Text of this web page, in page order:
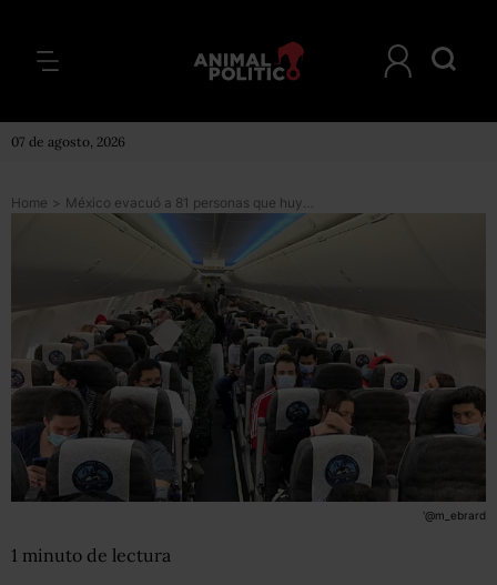
07 de agosto, 2026
Home > México evacuó a 81 personas que huyeron de ataques en Ucrania
'@m_ebrard
1 minuto de lectura